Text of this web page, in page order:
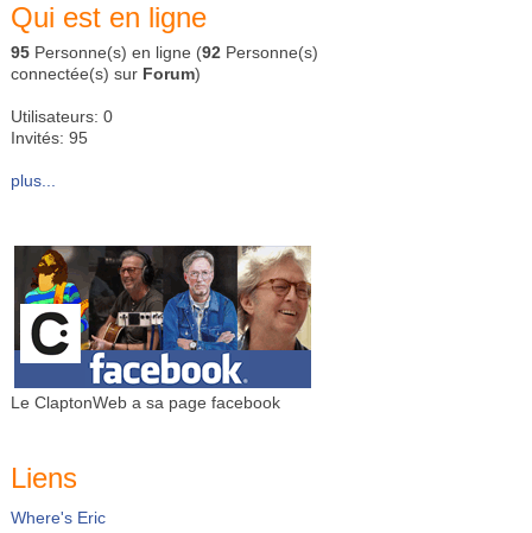
Qui est en ligne
95 Personne(s) en ligne (92 Personne(s)
connectée(s) sur Forum)
Utilisateurs: 0
Invités: 95
plus...
Le ClaptonWeb a sa page facebook
Liens
Where's Eric